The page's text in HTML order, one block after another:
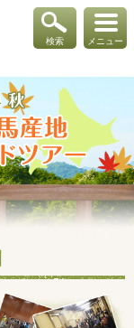
メニュー
検索